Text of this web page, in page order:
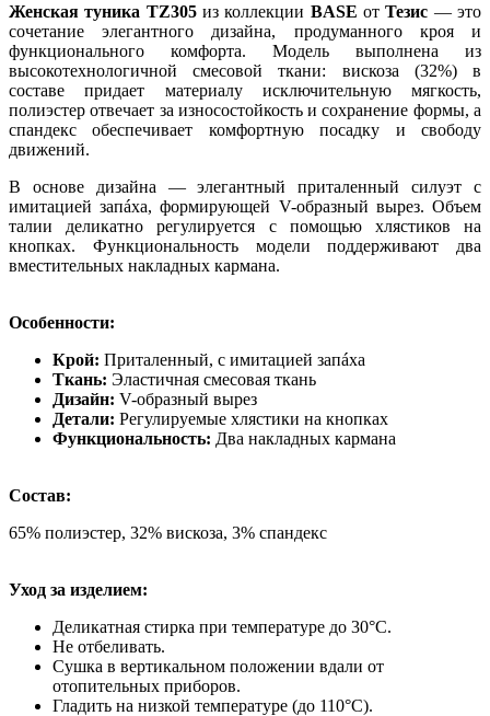
Женская туника TZ305из коллекции BASE отТезис — это
сочетание элегантного дизайна, продуманного кроя и
функционального комфорта. Модель выполнена из
высокотехнологичной смесовой ткани: вискоза (32%) в
составе придает материалу исключительную мягкость,
полиэстер отвечает за износостойкость и сохранение формы, а
спандекс обеспечивает комфортную посадку и свободу
движений.
В основе дизайна — элегантный приталенный силуэт с
имитацией запáха, формирующей V-образный вырез. Объем
талии деликатно регулируется с помощью хлястиков на
кнопках. Функциональность модели поддерживают два
вместительных накладных кармана.
Особенности:
Крой: Приталенный, с имитацией запáха
Ткань: Эластичная смесовая ткань
Дизайн: V-образный вырез
Детали: Регулируемые хлястики на кнопках
Функциональность: Два накладных кармана
Состав:
65% полиэстер, 32% вискоза, 3% спандекс
Уход за изделием:
Деликатная стирка при температуре до 30°C.
Не отбеливать.
Сушка в вертикальном положении вдали от
отопительных приборов.
Гладить на низкой температуре (до 110°C).